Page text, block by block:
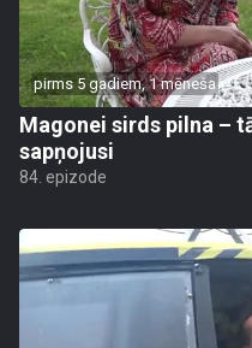
pirms 5 gadiem, 1 mēneša
Magonei sirds pilna –
sapņojusi
84. epizode